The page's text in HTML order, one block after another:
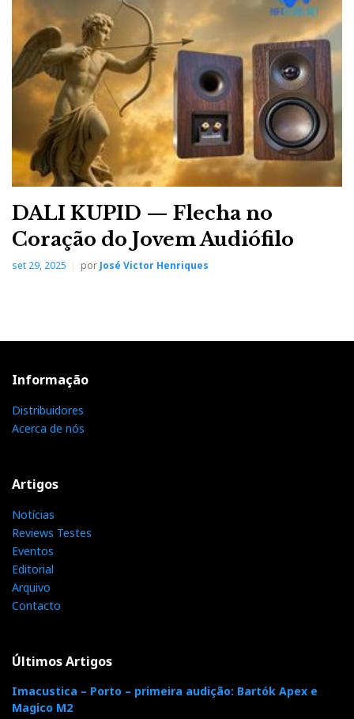
Reference 6SE/160S, com cablagem Transparent
Audio e fonte dCS LINA X. Limitei-me a montar o
equipamento de gravação de som e imagem e a
selecionar a música no iPad.
Audio Research Reference 160S
Ora, estas são as mesmas condições de que qualquer
equipamento associado, às quais não tem acesso e
nunca poderá comparar, ao contrário do que sucede na
Imacustica-Lisboa.
DALI KUPID — Flecha no
Coração do Jovem Audiófilo
set 29, 2025 por José Victor Henriques
Informação
Distribuidores
Acerca de nós
Artigos
Notícias
Reviews Testes
Eventos
Editorial
Arquivo
Contacto
Últimos Artigos
Imacustica – Porto – primeira audição: Bartók Apex e
Magico M2